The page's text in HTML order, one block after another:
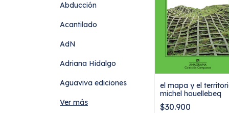
Abducción
Acantilado
AdN
Adriana Hidalgo
Aguaviva ediciones
Ver más
el mapa y el
michel houellebeq
$30.900